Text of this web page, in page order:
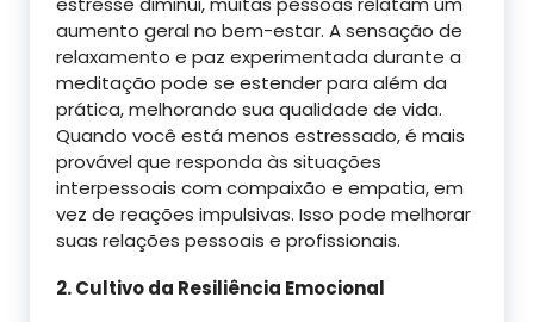
aumento geral no bem-estar. A sensação de
relaxamento e paz experimentada durante a
meditação pode se estender para além da
prática, melhorando sua qualidade de vida.
Quando você está menos estressado, é mais
provável que responda às situações
interpessoais com compaixão e empatia, em
vez de reações impulsivas. Isso pode melhorar
suas relações pessoais e profissionais.
2. Cultivo da Resiliência Emocional